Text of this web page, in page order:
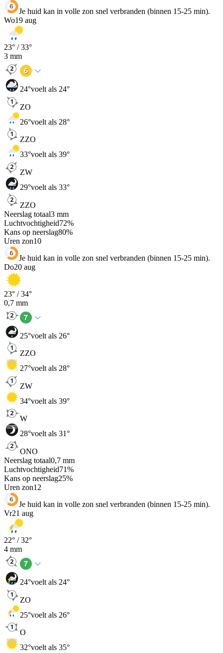
Je huid kan in volle zon snel verbranden (binnen 15-25 min).
Wo19 aug
23° /33°
3 mm
24°voelt als 24°
ZO
26°voelt als 28°
ZZO
33°voelt als 39°
ZW
29°voelt als 33°
ZZO
Neerslag totaal3 mm
Luchtvochtigheid72%
Kans op neerslag80%
Uren zon10
Je huid kan in volle zon snel verbranden (binnen 15-25 min).
Do20 aug
23° /34°
0,7 mm
25°voelt als 26°
ZZO
27°voelt als 28°
ZW
34°voelt als 39°
W
28°voelt als 31°
ONO
Neerslag totaal0,7 mm
Luchtvochtigheid71%
Kans op neerslag25%
Uren zon12
Je huid kan in volle zon snel verbranden (binnen 15-25 min).
Vr21 aug
22° /32°
4 mm
24°voelt als 24°
ZO
25°voelt als 26°
O
32°voelt als 35°